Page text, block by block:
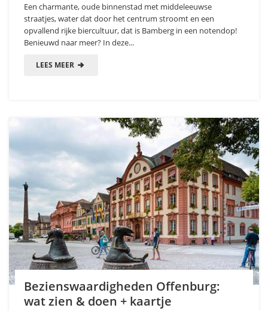
Een charmante, oude binnenstad met middeleeuwse
straatjes, water dat door het centrum stroomt en een
opvallend rijke biercultuur, dat is Bamberg in een notendop!
Benieuwd naar meer? In deze...
LEES MEER
Bezienswaardigheden Offenburg:
wat zien & doen + kaartje